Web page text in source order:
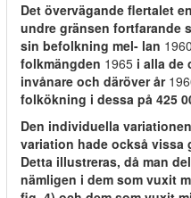
Det övervägande flertalet
undre gränsen fortfarande
sin befolkning mel- lan 1960
folkmängden 1965 i alla de
invånare och däröver år
folkökning i dessa på 425
Den individuella
variation hade också vissa
Detta illustreras, då man
nämligen i dem som vuxit